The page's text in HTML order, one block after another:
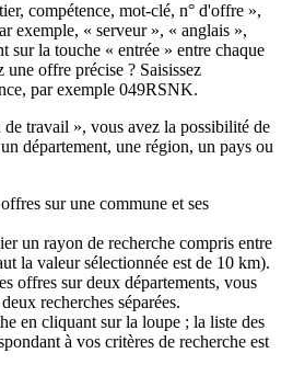
compétence, mot-clé, n° d'offre »,
exemple, « serveur », « anglais »,
sur la touche « entrée » entre chaque
une offre précise ? Saisissez
par exemple 049RSNK.
travail », vous avez la possibilité de
département, une région, un pays ou
sur une commune et ses
un rayon de recherche compris entre
la valeur sélectionnée est de 10 km).
offres sur deux départements, vous
recherches séparées.
en cliquant sur la loupe ; la liste des
à vos critères de recherche est